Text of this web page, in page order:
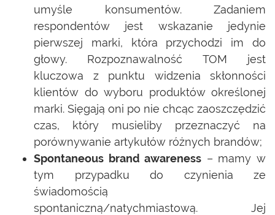
umyśle konsumentów. Zadaniem
respondentów jest wskazanie jedynie
pierwszej marki, która przychodzi im do
głowy. Rozpoznawalność TOM jest
kluczowa z punktu widzenia skłonności
klientów do wyboru produktów określonej
marki. Sięgają oni po nie chcąc zaoszczędzić
czas, który musieliby przeznaczyć na
porównywanie artykułów różnych brandów;
Spontaneous brand awareness – mamy w
tym przypadku do czynienia ze
świadomością
spontaniczną/natychmiastową. Jej